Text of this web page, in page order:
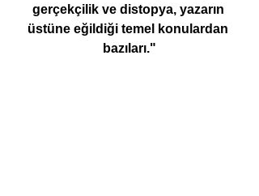
gerçekçilik ve distopya, yazarın
üstüne eğildiği temel konulardan
bazıları."